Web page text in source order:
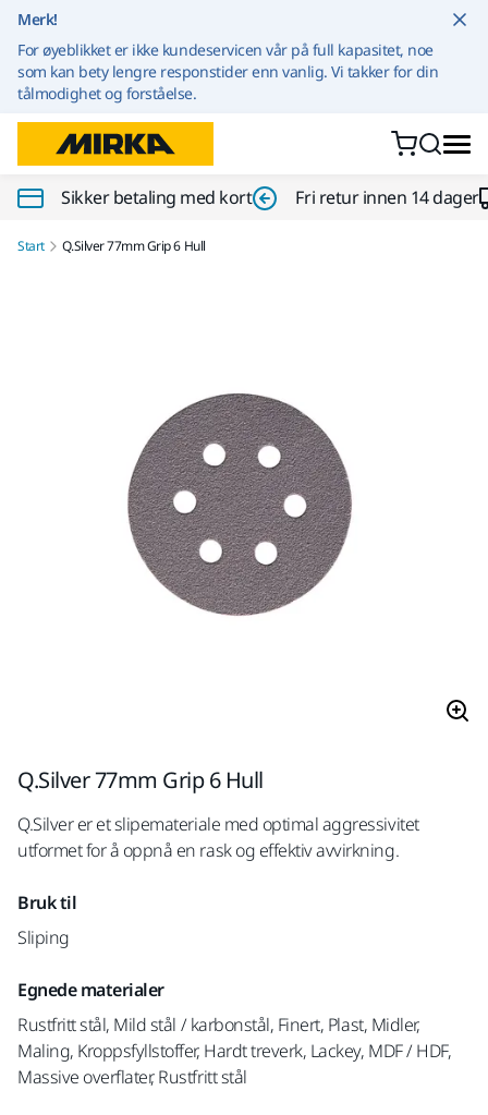
Merk!
For øyeblikket er ikke kundeservicen vår på full kapasitet, noe
som kan bety lengre responstider enn vanlig. Vi takker for din
tålmodighet og forståelse.
Sikker betaling med kort Fri retur innen 14 dager
Start Q.Silver 77mm Grip 6 Hull
Q.Silver 77mm Grip 6 Hull
Q.Silver er et slipemateriale med optimal aggressivitet
utformet for å oppnå en rask og effektiv avvirkning.
Bruk til
Sliping
Egnede materialer
Rustfritt stål, Mild stål / karbonstål, Finert, Plast, Midler,
Maling, Kroppsfyllstoffer, Hardt treverk, Lackey, MDF / HDF,
Massive overflater, Rustfritt stål